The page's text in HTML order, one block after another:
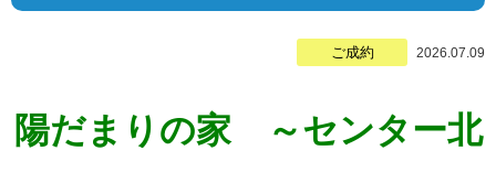
ご成約 2026.07.09
陽だまりの家 ～センター北